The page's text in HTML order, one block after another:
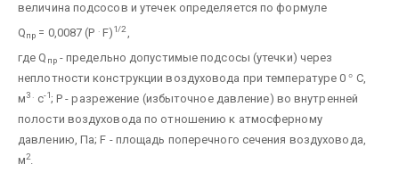
величина подсосов и утечек определяется по формуле
Qпр = 0,0087 (Р F)1/2 ,
где Q пр- предельно допустимые подсосы (утечки) через
неплотности конструкции воздуховода при температуре 0° С,
м3 . с-1; Р - разрежение (избыточное давление) во внутренней
полости воздуховода по отношению к атмосферному
давлению, Па; F - площадь поперечного сечения воздуховода,
м2.